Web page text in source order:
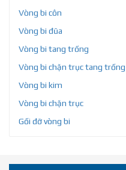
Vòng bi côn
Vòng bi đũa
Vòng bi tang trống
Vòng bi chặn trục tang trống
Vòng bi kim
Vòng bi chặn trục
Gối đỡ vòng bi